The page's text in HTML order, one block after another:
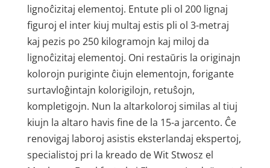
lignoĉizitaj elementoj. Entute pli ol 200 lignaj
figuroj el inter kiuj multaj estis pli ol 3-metraj
kaj pezis po 250 kilogramojn kaj miloj da
lignoĉizitaj elementoj. Oni restaŭris la originajn
kolorojn puriginte ĉiujn elementojn, forigante
surtavloĝintajn kolorigilojn, retuŝojn,
kompletigojn. Nun la altarkoloroj similas al tiuj
kiujn la altaro havis fine de la 15-a jarcento. Ĉe
renovigaj laboroj asistis eksterlandaj ekspertoj,
specialistoj pri la kreado de Wit Stwosz el